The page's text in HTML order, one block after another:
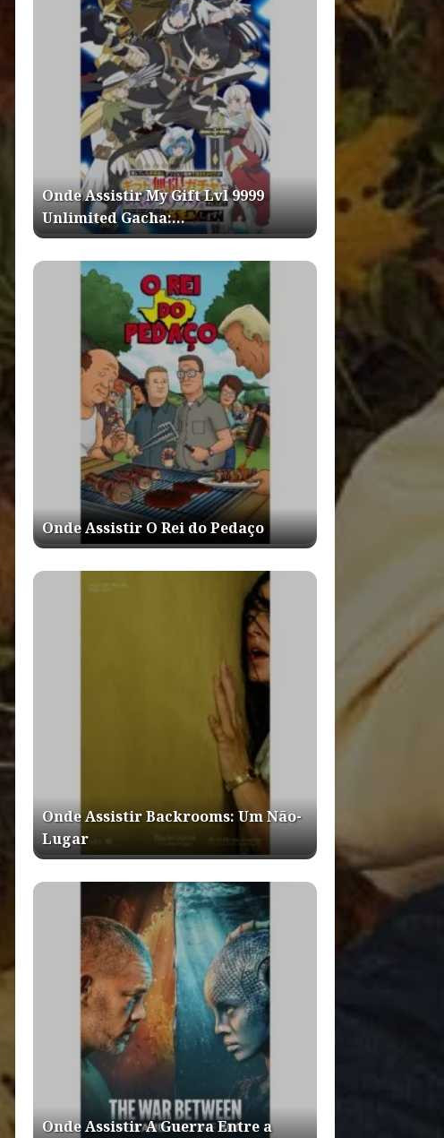
Onde Assistir My Gift Lvl 9999
Unlimited Gacha:…
Onde Assistir O Rei do Pedaço
Onde Assistir Backrooms: Um Não-
Lugar
Onde Assistir A Guerra Entre a